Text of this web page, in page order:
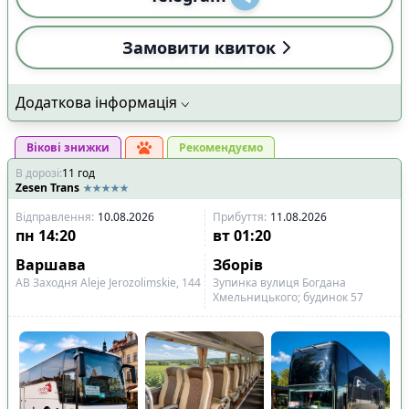
🔌Електроніка та розваги:
Розетки біля кожного сидіння
📺Телевізор
🎧Особистий мультимедіа екран
0
📶Інтернет-з'язок:
📡 Wi-Fi із стабільним сигналом Starlink
🧳 Особливий багаж
🚲Місце для велосипеда
👶 Місце для дитячого візка 1
♿Місце для інвалідного візка 2
Показано всі 5
рейси
Скинути Застосувати
Замовити квиток
Додаткова інформація
Вікові знижки
Рекомендуємо
В дорозі:11 год
Zesen Trans
Відправлення: 10.08.2026 Прибуття: 11.08.2026
пн 14:20 вт 01:20
Варшава
Зборів
АВ Заходня Aleje Jerozolimskie, 144
Зупинка вулиця Богдана
Хмельницького; будинок 57